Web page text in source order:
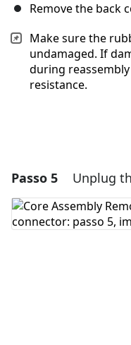
Remove the back
Make sure the
undamaged. If
during
resistance.
Aggiungi
Passo 5 Unplug